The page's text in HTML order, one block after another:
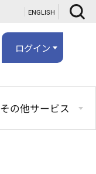
ENGLISH
ログイン
その他サービス